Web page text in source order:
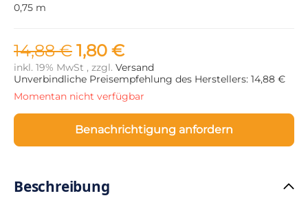
0,75 m
14,88 € 1,80 €
inkl. 19% MwSt , zzgl. Versand
Unverbindliche Preisempfehlung des Herstellers: 14,88 €
Momentan nicht verfügbar
Benachrichtigung anfordern
Beschreibung